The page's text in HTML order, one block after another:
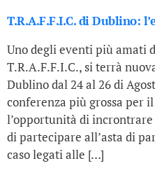
T.R.A.F.F.I.C. di Dublino:
Uno degli eventi più amati
T.R.A.F.F.I.C., si terrà
Dublino dal 24 al 26 di
conferenza più grossa per
l’opportunità di
di partecipare all’asta di
caso legati alle […]